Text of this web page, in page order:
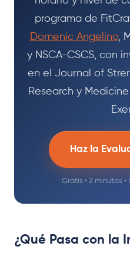
programa de
Domenic Angelino,
y NSCA-CSCS, con
en el Journal of
Research y
Haz la
Gratis • 2 minutos
¿Qué Pasa con la